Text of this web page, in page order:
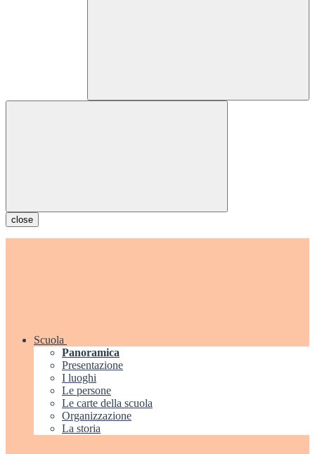
close
Scuola
Panoramica
Presentazione
I luoghi
Le persone
Le carte della scuola
Organizzazione
La storia